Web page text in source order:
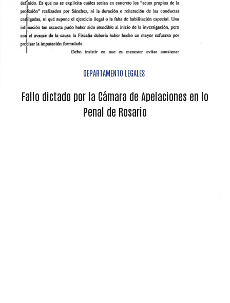
DEPARTAMENTO LEGALES
Fallo dictado por la Cámara de Apelaciones en lo
Penal de Rosario